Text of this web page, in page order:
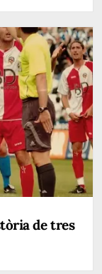
de tres